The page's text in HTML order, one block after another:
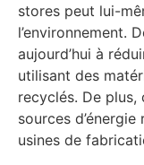
stores peut lui-
l’environnement.
aujourd’hui à
utilisant des
recyclés. De plus,
sources
usines de